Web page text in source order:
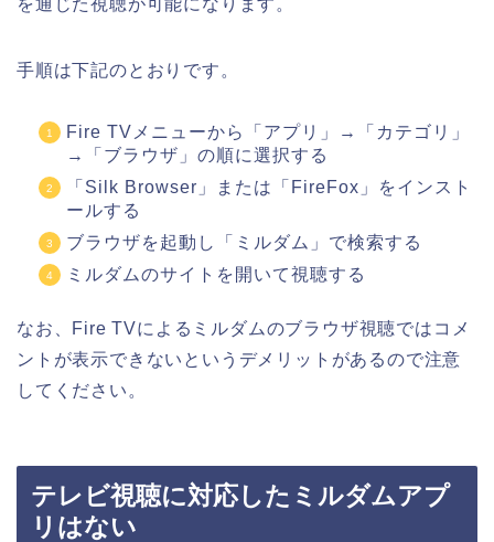
手順は下記のとおりです。
Fire TVメニューから「アプリ」→「カテゴリ」
→「ブラウザ」の順に選択する
「Silk Browser」または「FireFox」をインスト
ールする
ブラウザを起動し「ミルダム」で検索する
ミルダムのサイトを開いて視聴する
なお、Fire TVによるミルダムのブラウザ視聴ではコメ
ントが表示できないというデメリットがあるので注意
してください。
テレビ視聴に対応したミルダムアプ
リはない